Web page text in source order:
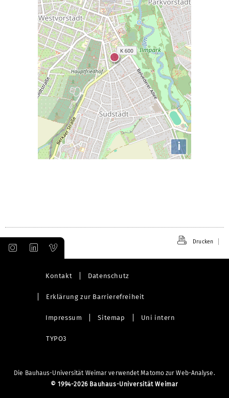
i
Drucken
Kontakt Datenschutz
Erklärung zur Barrierefreiheit
Impressum Sitemap Uni intern
TYPO3
Die Bauhaus-Universität Weimar verwendet Matomo zur Web-Analyse.
© 1994-2026 Bauhaus-Universität Weimar